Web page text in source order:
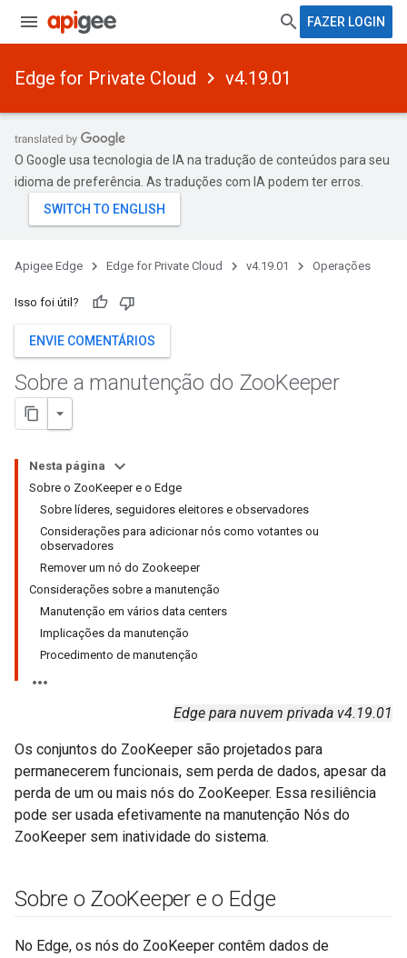
FAZER LOGIN
Edge for Private Cloud v4.19.01
O Google usa tecnologia de IA na tradução de conteúdos para seu
idioma de preferência. As traduções com IA podem ter erros.
Apigee Edge Edge for Private Cloud v4.19.01 Operações
Isso foi útil?
ENVIE COMENTÁRIOS
Sobre a manutenção do ZooKeeper
Nesta página
Sobre o ZooKeeper e o Edge
Sobre líderes, seguidores eleitores e observadores
Considerações para adicionar nós como votantes ou
observadores
Remover um nó do Zookeeper
Considerações sobre a manutenção
Manutenção em vários data centers
Implicações da manutenção
Procedimento de manutenção
Edge para nuvem privada v4.19.01
Os conjuntos do ZooKeeper são projetados para
permanecerem funcionais, sem perda de dados, apesar da
perda de um ou mais nós do ZooKeeper. Essa resiliência
pode ser usada efetivamente na manutenção Nós do
ZooKeeper sem inatividade do sistema.
Sobre o ZooKeeper e o Edge
No Edge, os nós do ZooKeeper contêm dados de